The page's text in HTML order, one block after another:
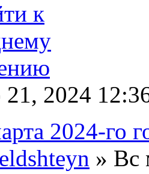
2024
2024-го
» Вс